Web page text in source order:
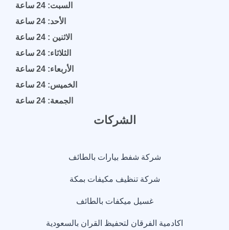
السبت: 24 ساعة
الأحد: 24 ساعة
الاثنين : 24 ساعة
الثلاثاء: 24 ساعة
الأربعاء: 24 ساعة
الخميس: 24 ساعة
الجمعة: 24 ساعة
الشركات
شركة شفط بيارات بالطائف
شركة تنظيف مكيفات بمكة
غسيل ميكفات بالطائف
اكادمية الفرقان لتحفيظ القران بالسعودية